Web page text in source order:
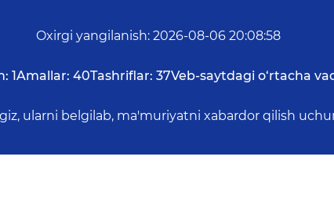
Oxirgi yangilanish: 2026-08-06 20:08:58
1Amallar: 40Tashriflar: 37Veb-saytdagi o‘rtacha
ularni belgilab, ma'muriyatni xabardor qilish